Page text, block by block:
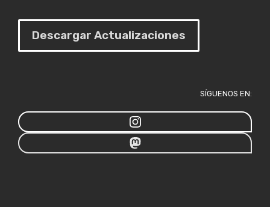
Descargar Actualizaciones
SÍGUENOS EN: